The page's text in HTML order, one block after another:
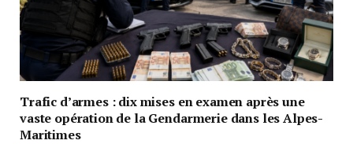
Trafic d’armes : dix mises en examen après une
vaste opération de la Gendarmerie dans les Alpes-
Maritimes